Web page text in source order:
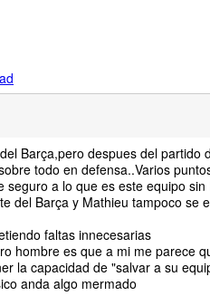
Barça,pero despues del
todo en defensa..Varios
a lo que es este equipo
del Barça y Mathieu tampoco se
faltas innecesarias
hombre es que a mi me parece
la capacidad de "salvar a su
anda algo mermado